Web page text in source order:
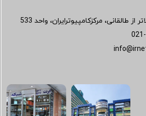
از طالقانی، مرکزکامپیوترایران، واحد 533